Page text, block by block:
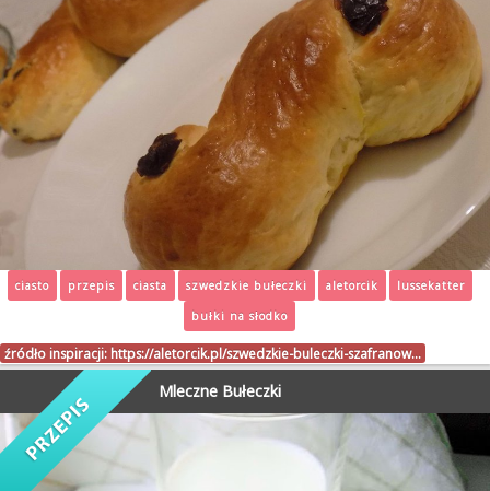
ciasto przepis ciasta szwedzkie bułeczki aletorcik
lussekatter
bułki na słodko
źródło inspiracji: https://aletorcik.pl/szwedzkie-buleczki-szafranow…
Mleczne Bułeczki